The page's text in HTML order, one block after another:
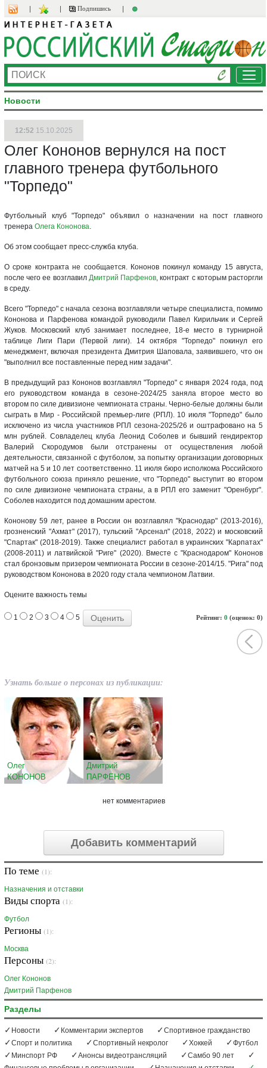
Подпишись
Новости
12:52 15.10.2025
Олег Кононов вернулся на пост
главного тренера футбольного
"Торпедо"
Футбольный клуб "Торпедо" объявил о назначении на пост главного
тренера Олега Кононова.
Об этом сообщает пресс-служба клуба.
О сроке контракта не сообщается. Кононов покинул команду 15 августа,
после чего ее возглавил Дмитрий Парфенов, контракт с которым расторгли
в среду.
Всего "Торпедо" с начала сезона возглавляли четыре специалиста, помимо
Кононова и Парфенова командой руководили Павел Кирильчик и Сергей
Жуков. Московский клуб занимает последнее, 18-е место в турнирной
таблице Лиги Пари (Первой лиги). 14 октября "Торпедо" покинул его
менеджмент, включая президента Дмитрия Шаповала, заявившего, что он
"выполнил все поставленные перед ним задачи".
В предыдущий раз Кононов возглавлял "Торпедо" с января 2024 года, под
его руководством команда в сезоне-2024/25 заняла второе место во
втором по силе дивизионе чемпионата страны. Черно-белые должны были
сыграть в Мир - Российской премьер-лиге (РПЛ). 10 июля "Торпедо" было
исключено из числа участников РПЛ сезона-2025/26 и оштрафовано на 5
млн рублей. Совладелец клуба Леонид Соболев и бывший гендиректор
Валерий Скородумов были отстранены от осуществления любой
деятельности, связанной с футболом, за попытку организации договорных
матчей на 5 и 10 лет соответственно. 11 июля бюро исполкома Российского
футбольного союза приняло решение, что "Торпедо" выступит во втором
по силе дивизионе чемпионата страны, а в РПЛ его заменит "Оренбург".
Соболев находится под домашним арестом.
Кононову 59 лет, ранее в России он возглавлял "Краснодар" (2013-2016),
грозненский "Ахмат" (2017), тульский "Арсенал" (2018, 2022) и московский
"Спартак" (2018-2019). Также специалист работал в украинских "Карпатах"
(2008-2011) и латвийской "Риге" (2020). Вместе с "Краснодаром" Кононов
стал бронзовым призером чемпионата России в сезоне-2014/15. "Рига" под
руководством Кононова в 2020 году стала чемпионом Латвии.
Оцените важность темы
Рейтинг: 0 (оценок: 0)
1 2 3 4 5
Узнать больше о персонах из публикации:
Олег
КОНОНОВ
Дмитрий
ПАРФЕНОВ
нет комментариев
Добавить комментарий
По теме (1):
Назначения и отставки
Виды спорта (1):
Футбол
Регионы (1):
Москва
Персоны (2):
Олег Кононов
Дмитрий Парфенов
Разделы
Новости Комментарии экспертов
Спортивное гражданство
Спорт и политика
Спортивный некролог Хоккей
Футбол
Минспорт РФ
Анонсы видеотрансляций
Самбо 90 лет